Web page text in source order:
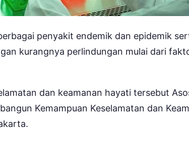
penyakit endemik dan epidemik
kurangnya perlindungan mulai dari
dan keamanan hayati tersebut
Kemampuan Keselamatan dan